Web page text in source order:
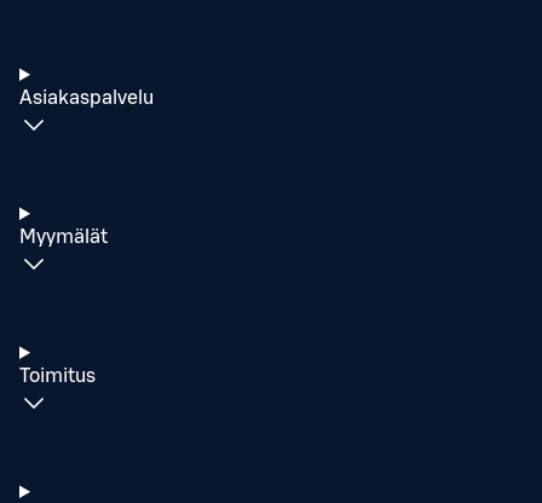
Asiakaspalvelu
Myymälät
Toimitus